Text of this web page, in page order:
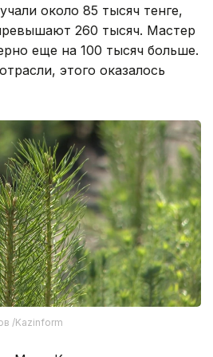
около 85 тысяч тенге,
260 тысяч. Мастер
еще на 100 тысяч больше.
этого оказалось
/Kazinform